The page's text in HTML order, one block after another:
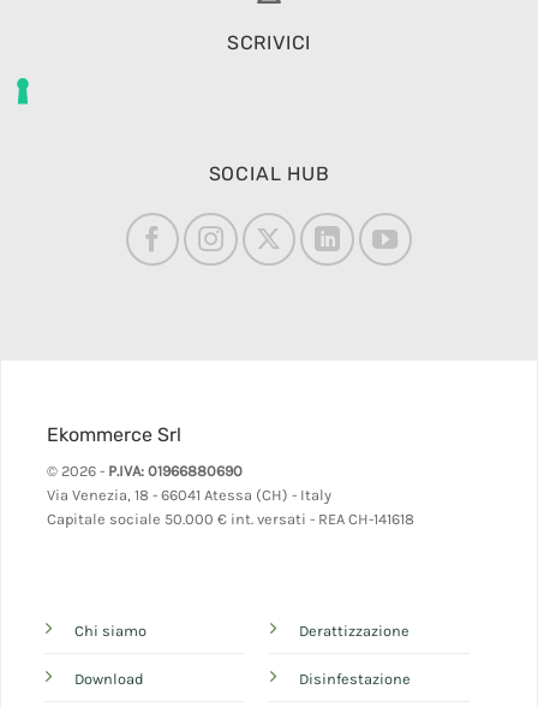
SCRIVICI
SOCIAL HUB
Ekommerce Srl
© 2026 - P.IVA: 01966880690
Via Venezia, 18 - 66041 Atessa (CH) - Italy
Capitale sociale 50.000 € int. versati - REA CH-141618
Chi siamo
Download
Derattizzazione
Disinfestazione